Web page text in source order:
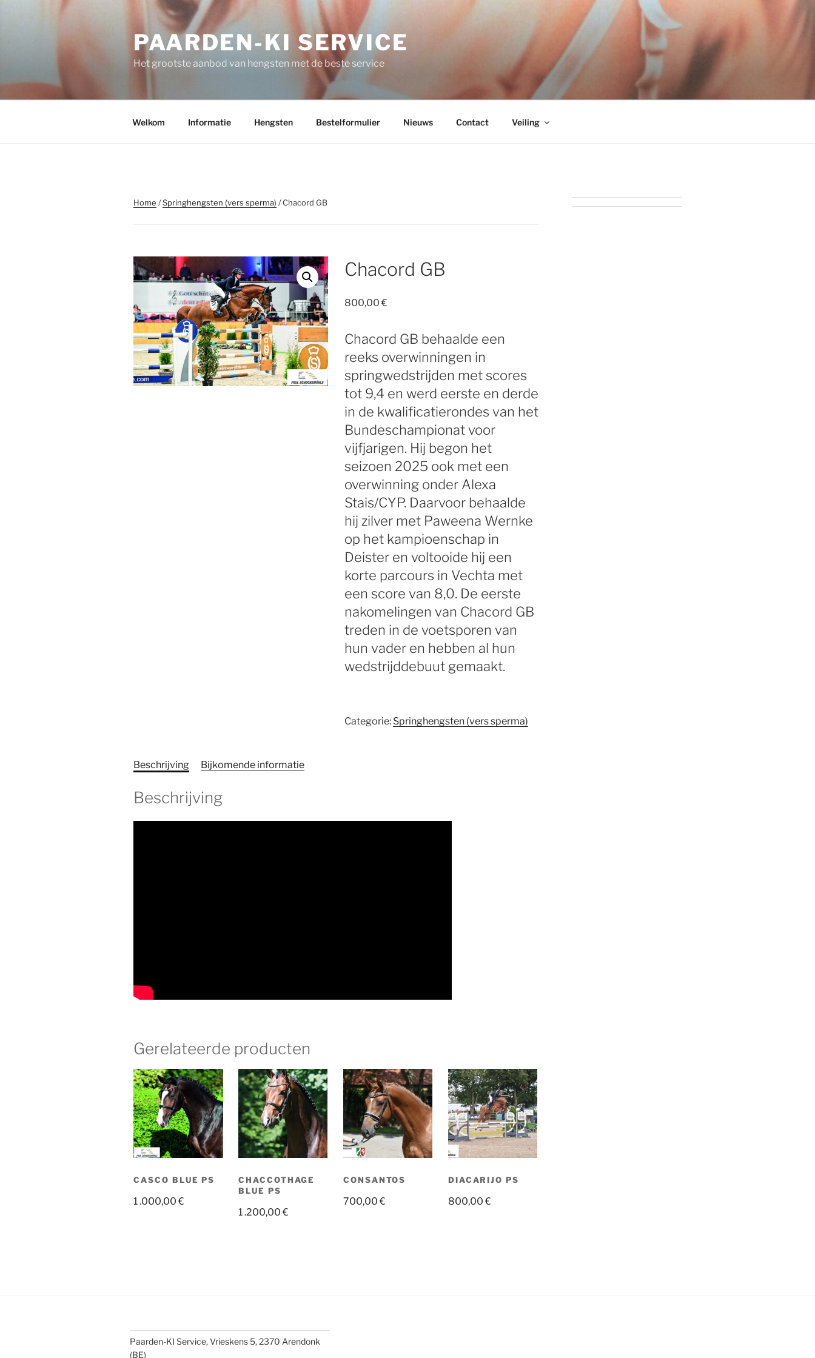
PAARDEN-KI SERVICE
Het grootste aanbod van hengsten met de beste service
Welkom Informatie Hengsten Bestelformulier Nieuws Contact Veiling
Home /Springhengsten (vers sperma) / Chacord GB
Chacord GB
800,00€
Chacord GB behaalde een
reeks overwinningen in
springwedstrijden met scores
tot 9,4 en werd eerste en derde
in de kwalificatierondes van het
Bundeschampionat voor
vijfjarigen. Hij begon het
seizoen 2025 ook met een
overwinning onder Alexa
Stais/CYP. Daarvoor behaalde
hij zilver met Paweena Wernke
op het kampioenschap in
Deister en voltooide hij een
korte parcours in Vechta met
een score van 8,0. De eerste
nakomelingen van Chacord GB
treden in de voetsporen van
hun vader en hebben al hun
wedstrijddebuut gemaakt.
Categorie: Springhengsten (vers sperma)
Beschrijving Bijkomende informatie
Beschrijving
Gerelateerde producten
CASCO BLUE PS
1 .000,00€
CHACCOTHAGE
BLUE PS
1 .200,00€
CONSANTOS
700,00€
DIACARIJO PS
800,00€
Paarden-KI Service, Vrieskens 5, 2370 Arendonk
(BE)